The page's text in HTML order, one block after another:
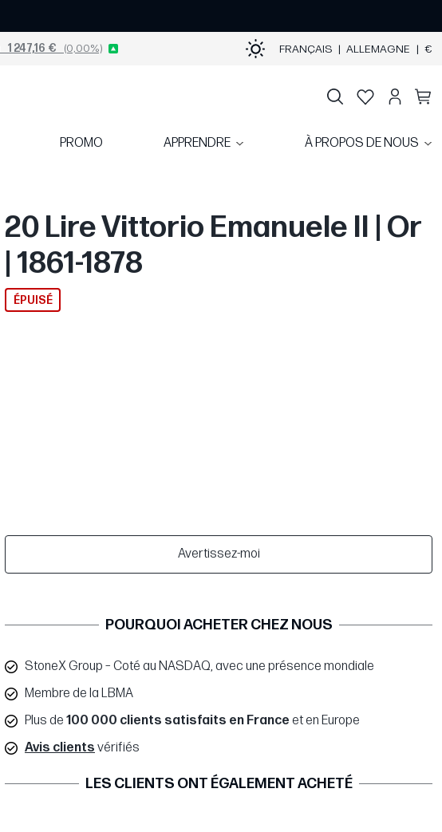
1 247,16 € (0,00%) FRANÇAIS | ALLEMAGNE | €
PROMO APPRENDRE À PROPOS DE NOUS
20 Lire Vittorio Emanuele II | Or
| 1861-1878
ÉPUISÉ
Avertissez-moi
POURQUOI ACHETER CHEZ NOUS
StoneX Group – Coté au NASDAQ, avec une présence mondiale
Membre de la LBMA
Plus de 100 000 clients satisfaits en France et en Europe
Avis clients vérifiés
LES CLIENTS ONT ÉGALEMENT ACHETÉ